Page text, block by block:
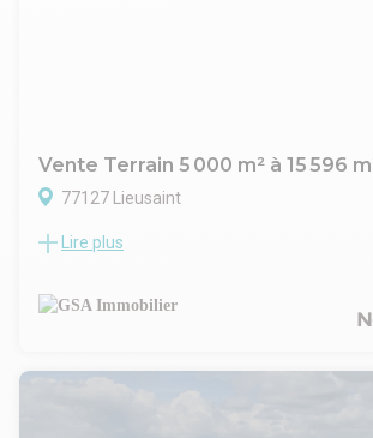
Vente Terrain 5 000 m² à 15 596
77127 Lieusaint
A VENDRE, Terrains à bâtir dans un parc à
Lire plus